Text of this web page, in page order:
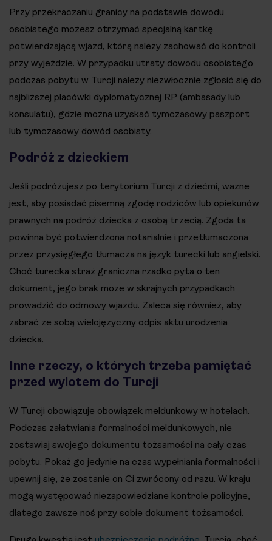
Przy przekraczaniu granicy na podstawie dowodu
osobistego możesz otrzymać specjalną kartkę
potwierdzającą wjazd, którą należy zachować do kontroli
przy wyjeździe. W przypadku utraty dowodu osobistego
podczas pobytu w Turcji należy niezwłocznie zgłosić się do
najbliższej placówki dyplomatycznej RP (ambasady lub
konsulatu), gdzie można uzyskać tymczasowy paszport
lub tymczasowy dowód osobisty.
Podróż z dzieckiem
Jeśli podróżujesz po terytorium Turcji z dziećmi, ważne
jest, aby posiadać pisemną zgodę rodziców lub opiekunów
prawnych na podróż dziecka z osobą trzecią. Zgoda ta
powinna być potwierdzona notarialnie i przetłumaczona
przez przysięgłego tłumacza na język turecki lub angielski.
Choć turecka straż graniczna rzadko pyta o ten
dokument, jego brak może w skrajnych przypadkach
prowadzić do odmowy wjazdu​​. Zaleca się również, aby
zabrać ze sobą wielojęzyczny odpis aktu urodzenia
dziecka.
Inne rzeczy, o których trzeba pamiętać
przed wylotem do Turcji
W Turcji obowiązuje obowiązek meldunkowy w hotelach.
Podczas załatwiania formalności meldunkowych, nie
zostawiaj swojego dokumentu tożsamości na cały czas
pobytu. Pokaż go jedynie na czas wypełniania formalności i
upewnij się, że zostanie on Ci zwrócony od razu. W kraju
mogą występować niezapowiedziane kontrole policyjne,
dlatego zawsze noś przy sobie dokument tożsamości​.